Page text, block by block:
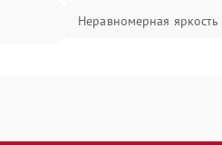
Неравномерная яркость